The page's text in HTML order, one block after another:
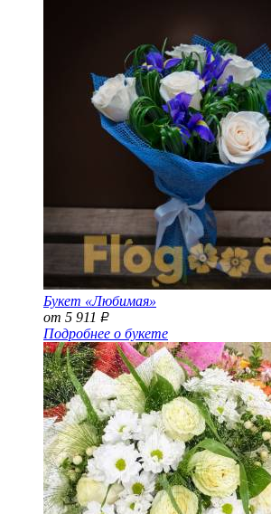
Букет «Любимая»
от 5 911
Р
Подробнее о букете